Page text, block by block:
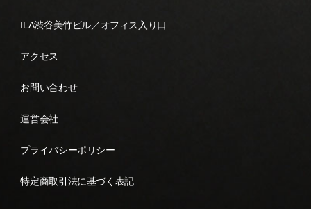
ILA渋谷美竹ビル／オフィス入り口
アクセス
お問い合わせ
運営会社
プライバシーポリシー
特定商取引法に基づく表記